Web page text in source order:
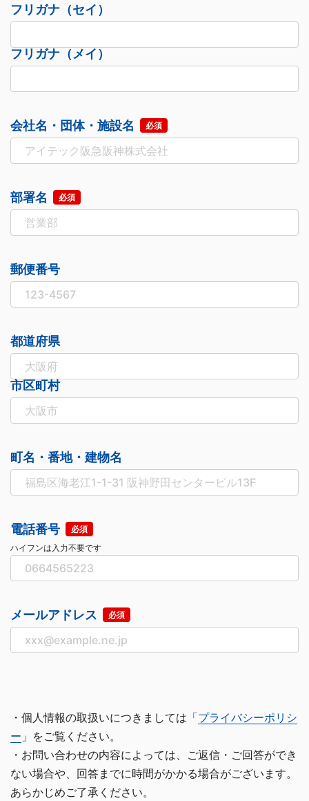
フリガナ（セイ）
フリガナ（メイ）
会社名・団体・施設名 必須
部署名 必須
郵便番号
都道府県
市区町村
町名・番地・建物名
電話番号
必須
ハイフンは入力不要です
メールアドレス 必須
・個人情報の取扱いにつきましては「プライバシーポリシ
ー 」をご覧ください。
・お問い合わせの内容によっては、ご返信・ご回答ができ
ない場合や、回答までに時間がかかる場合がございます。
あらかじめご了承ください。